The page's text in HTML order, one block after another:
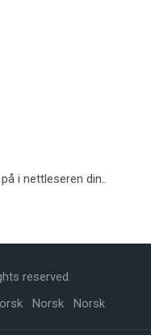
i nettleseren din..
reserved.
Norsk Norsk